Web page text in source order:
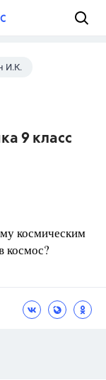
И.К.
9 класс
космическим
космос?